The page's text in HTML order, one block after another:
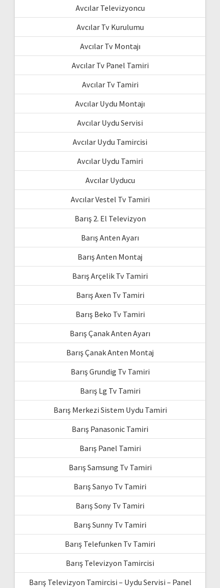
Avcılar Televizyoncu
Avcılar Tv Kurulumu
Avcılar Tv Montajı
Avcılar Tv Panel Tamiri
Avcılar Tv Tamiri
Avcılar Uydu Montajı
Avcılar Uydu Servisi
Avcılar Uydu Tamircisi
Avcılar Uydu Tamiri
Avcılar Uyducu
Avcılar Vestel Tv Tamiri
Barış 2. El Televizyon
Barış Anten Ayarı
Barış Anten Montaj
Barış Arçelik Tv Tamiri
Barış Axen Tv Tamiri
Barış Beko Tv Tamiri
Barış Çanak Anten Ayarı
Barış Çanak Anten Montaj
Barış Grundig Tv Tamiri
Barış Lg Tv Tamiri
Barış Merkezi Sistem Uydu Tamiri
Barış Panasonic Tamiri
Barış Panel Tamiri
Barış Samsung Tv Tamiri
Barış Sanyo Tv Tamiri
Barış Sony Tv Tamiri
Barış Sunny Tv Tamiri
Barış Telefunken Tv Tamiri
Barış Televizyon Tamircisi
Barış Televizyon Tamircisi – Uydu Servisi – Panel